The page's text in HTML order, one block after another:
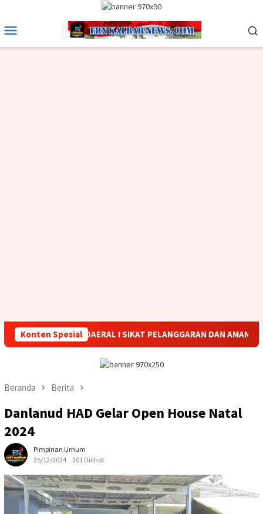
konten
Mobile
Konten Spesial
MALAM, KODAERAL I SIKAT PELANGGARAN DAN AMANKAN
Beranda Berita
Danlanud HAD Gelar Open House Natal
2024
Pimpinan Umum
25/12/2024
201 Dilihat